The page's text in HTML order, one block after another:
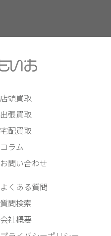
店頭買取
出張買取
宅配買取
コラム
お問い合わせ
よくある質問
質問検索
会社概要